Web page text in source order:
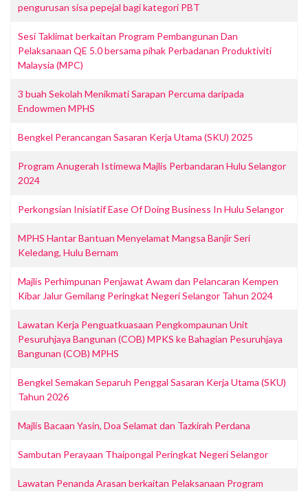
pengurusan sisa pepejal bagi kategori PBT
Sesi Taklimat berkaitan Program Pembangunan Dan
Pelaksanaan QE 5.0 bersama pihak Perbadanan Produktiviti
Malaysia (MPC)
3 buah Sekolah Menikmati Sarapan Percuma daripada
Endowmen MPHS
Bengkel Perancangan Sasaran Kerja Utama (SKU) 2025
Program Anugerah Istimewa Majlis Perbandaran Hulu Selangor
2024
Perkongsian Inisiatif Ease Of Doing Business In Hulu Selangor
MPHS Hantar Bantuan Menyelamat Mangsa Banjir Seri
Keledang, Hulu Bernam
Majlis Perhimpunan Penjawat Awam dan Pelancaran Kempen
Kibar Jalur Gemilang Peringkat Negeri Selangor Tahun 2024
Lawatan Kerja Penguatkuasaan Pengkompaunan Unit
Pesuruhjaya Bangunan (COB) MPKS ke Bahagian Pesuruhjaya
Bangunan (COB) MPHS
Bengkel Semakan Separuh Penggal Sasaran Kerja Utama (SKU)
Tahun 2026
Majlis Bacaan Yasin, Doa Selamat dan Tazkirah Perdana
Sambutan Perayaan Thaipongal Peringkat Negeri Selangor
Lawatan Penanda Arasan berkaitan Pelaksanaan Program